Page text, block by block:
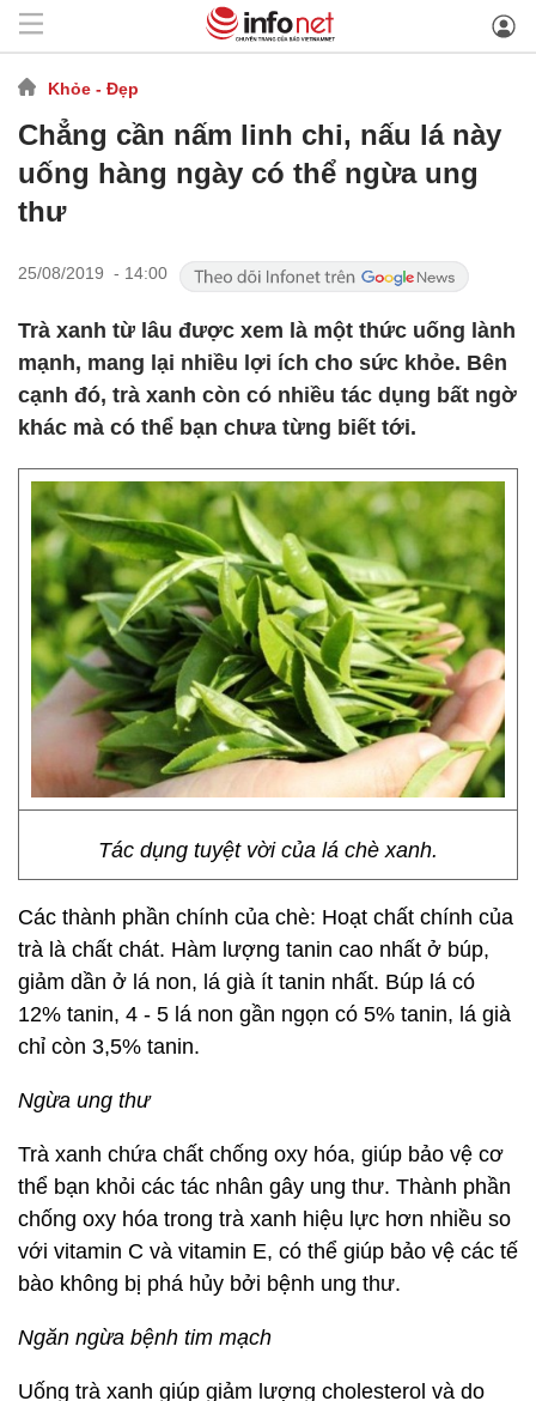
Khỏe - Đẹp
Chẳng cần nấm linh chi, nấu lá này
uống hàng ngày có thể ngừa ung
thư
25/08/2019 - 14:00
Trà xanh từ lâu được xem là một thức uống lành
mạnh, mang lại nhiều lợi ích cho sức khỏe. Bên
cạnh đó, trà xanh còn có nhiều tác dụng bất ngờ
khác mà có thể bạn chưa từng biết tới.
Tác dụng tuyệt vời của lá chè xanh.
Các thành phần chính của chè: Hoạt chất chính của
trà là chất chát. Hàm lượng tanin cao nhất ở búp,
giảm dần ở lá non, lá già ít tanin nhất. Búp lá có
12% tanin, 4 - 5 lá non gần ngọn có 5% tanin, lá già
chỉ còn 3,5% tanin.
Ngừa ung thư
Trà xanh chứa chất chống oxy hóa, giúp bảo vệ cơ
thể bạn khỏi các tác nhân gây ung thư. Thành phần
chống oxy hóa trong trà xanh hiệu lực hơn nhiều so
với vitamin C và vitamin E, có thể giúp bảo vệ các tế
bào không bị phá hủy bởi bệnh ung thư.
Ngăn ngừa bệnh tim mạch
Uống trà xanh giúp giảm lượng cholesterol và do